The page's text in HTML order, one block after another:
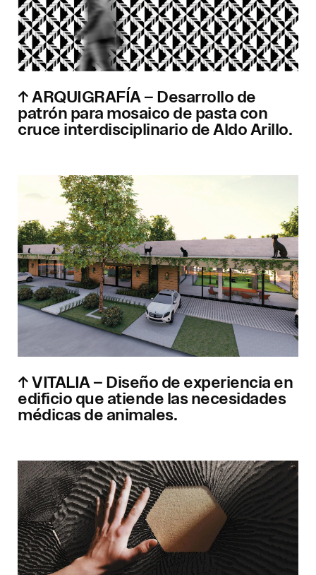
↑ ARQUIGRAFÍA – Desarrollo de
patrón para mosaico de pasta con
cruce interdisciplinario de Aldo Arillo.
↑ VITALIA – Diseño de experiencia en
edificio que atiende las necesidades
médicas de animales.